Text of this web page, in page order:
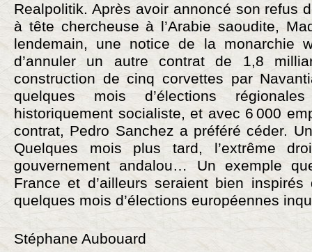
Realpolitik. Après avoir annoncé son refus
à tête chercheuse à l’Arabie saoudite,
lendemain, une notice de la monarchie
d’annuler un autre contrat de 1,8
construction de cinq corvettes par
quelques mois d’élections
historiquement socialiste, et avec 6 000
contrat, Pedro Sanchez a préféré céder.
Quelques mois plus tard, l’extrême
gouvernement andalou… Un exemple
France et d’ailleurs seraient bien
quelques mois d’élections européennes
Stéphane Aubouard